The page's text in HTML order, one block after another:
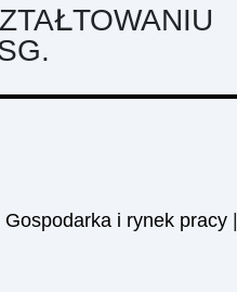
Gospodarka i rynek pracy|